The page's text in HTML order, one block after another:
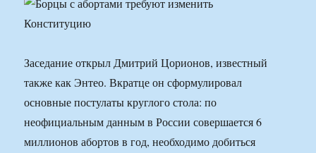
Заседание открыл Дмитрий Цорионов, известный
также как Энтео. Вкратце он сформулировал
основные постулаты круглого стола: по
неофициальным данным в России совершается 6
миллионов абортов в год, необходимо добиться